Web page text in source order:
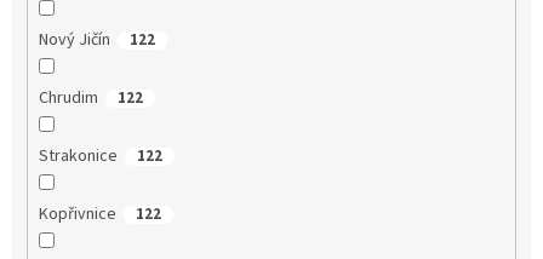
Nový Jičín 122
Chrudim 122
Strakonice 122
Kopřivnice 122